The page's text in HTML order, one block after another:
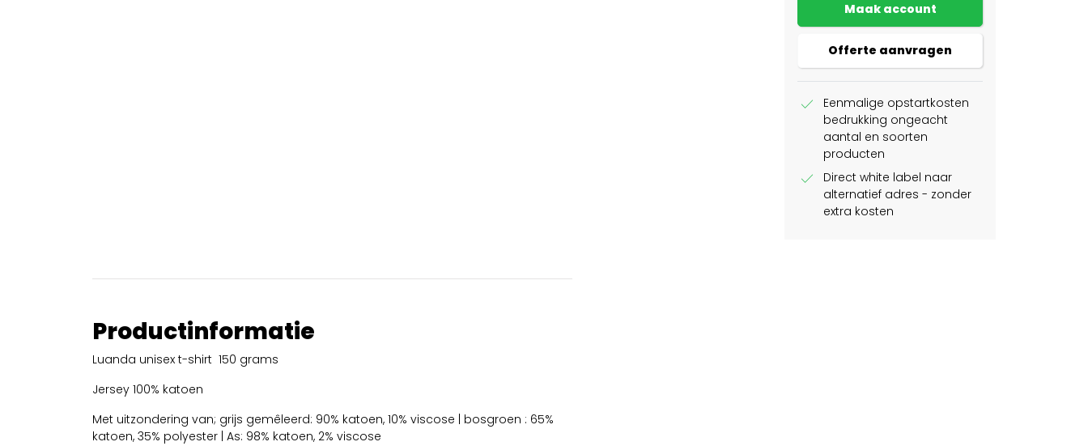
Maak account
Offerte aanvragen
check
Eenmalige opstartkosten
bedrukking ongeacht
aantal en soorten
producten
check
Direct white label naar
alternatief adres - zonder
extra kosten
Productinformatie
Luanda unisex t-shirt 150 grams
Jersey 100% katoen
Met uitzondering van; grijs gemêleerd: 90% katoen, 10% viscose | bosgroen : 65%
katoen, 35% polyester | As: 98% katoen, 2% viscose